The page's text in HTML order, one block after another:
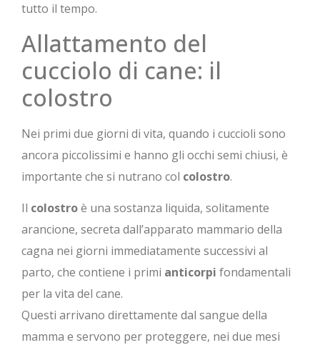
tutto il tempo.
Allattamento del
cucciolo di cane: il
colostro
Nei primi due giorni di vita, quando i cuccioli sono
ancora piccolissimi e hanno gli occhi semi chiusi, è
importante che si nutrano col colostro.
Il colostroè una sostanza liquida, solitamente
arancione, secreta dall’apparato mammario della
cagna nei giorni immediatamente successivi al
parto, che contiene i primi anticorpi fondamentali
per la vita del cane.
Questi arrivano direttamente dal sangue della
mamma e servono per proteggere, nei due mesi